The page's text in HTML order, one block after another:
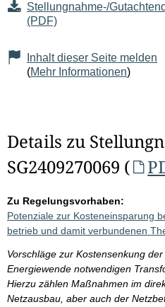
Stellungnahme-/
(PDF)
Inhalt dieser Seite melden
(Mehr Informationen)
Details zu
SG2409270069 (
Zu Regelungsvorhaben:
Potenziale zur Kosteneinsparung
betrieb und damit verbundenen
Vorschläge zur Kostensenkung
Energiewende notwendigen
Hierzu zählen Maßnahmen im
Netzausbau, aber auch der